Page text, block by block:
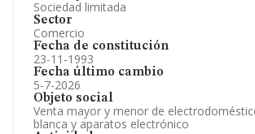
Sociedad limitada
Sector
Comercio
Fecha de constitución
23-11-1993
Fecha último cambio
5-7-2026
Objeto social
Venta mayor y menor de
blanca y aparatos electrónico